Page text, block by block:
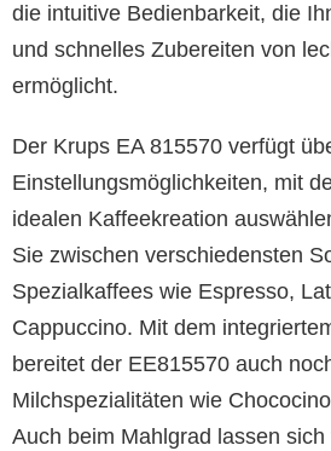
die intuitive Bedienbarkeit, die
und schnelles Zubereiten von
ermöglicht.
Der Krups EA 815570 verfügt
Einstellungsmöglichkeiten, mit
idealen Kaffeekreation
Sie zwischen verschiedensten
Spezialkaffees wie Espresso,
Cappuccino. Mit dem
bereitet der EE815570 auch
Milchspezialitäten wie
Auch beim Mahlgrad lassen